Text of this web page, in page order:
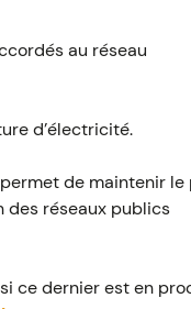
au réseau
d’électricité.
de maintenir le
des réseaux publics
ce dernier est en